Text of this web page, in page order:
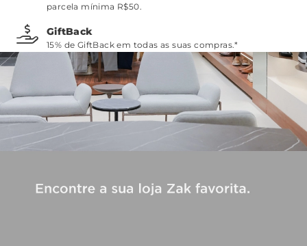
parcela mínima R$50.
GiftBack
15% de GiftBack em todas as suas compras.*